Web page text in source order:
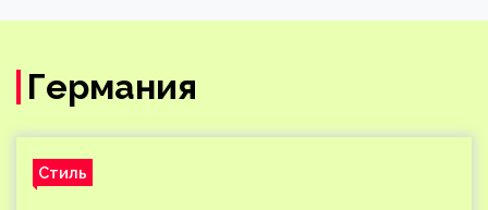
Германия
Стиль